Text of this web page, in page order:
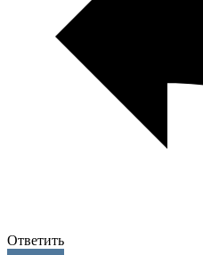
Ответить